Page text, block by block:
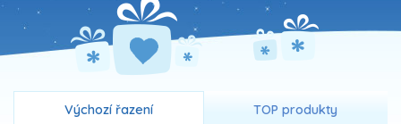
Výchozí řazení TOP produkty